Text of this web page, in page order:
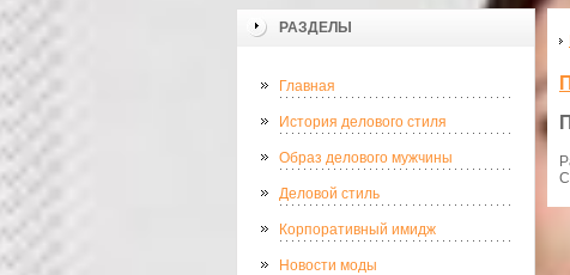
РАЗДЕЛЫ
Главная
История делового стиля
Образ делового мужчины
Деловой стиль
Корпоративный имидж
Новости моды